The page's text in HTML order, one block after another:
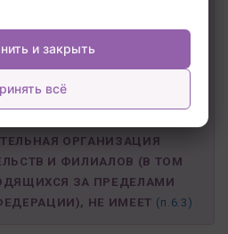
и закрыть
всё
обучающихся) по
92.
ОРГАНИЗАЦИЯ
И ФИЛИАЛОВ (В ТОМ
ЗА ПРЕДЕЛАМИ
НЕ ИМЕЕТ (п.6.3)